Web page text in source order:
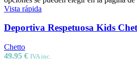
Vista rápida
Deportiva Respetuosa Kids
Chetto
49.95 € IVA inc.